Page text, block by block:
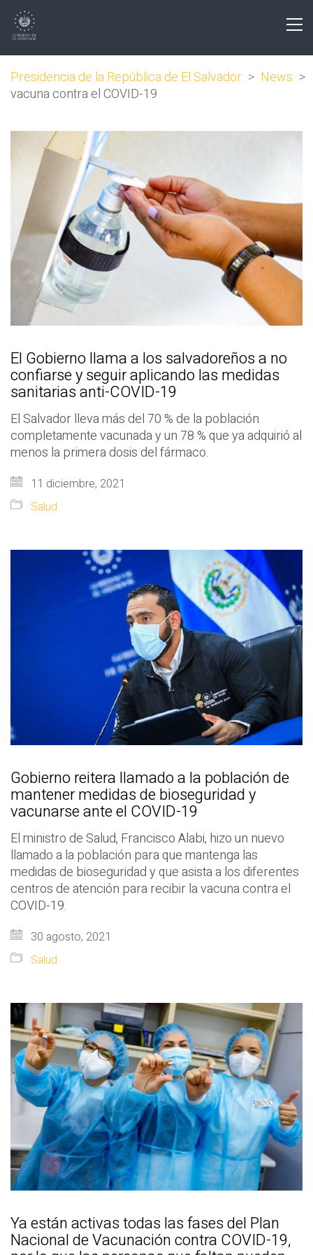
Presidencia de la República de El Salvador > News >
vacuna contra el COVID-19
El Gobierno llama a los salvadoreños a no
confiarse y seguir aplicando las medidas
sanitarias anti-COVID-19
El Salvador lleva más del 70 % de la población
completamente vacunada y un 78 % que ya adquirió al
menos la primera dosis del fármaco.
11 diciembre, 2021
Salud
Gobierno reitera llamado a la población de
mantener medidas de bioseguridad y
vacunarse ante el COVID-19
El ministro de Salud, Francisco Alabi, hizo un nuevo
llamado a la población para que mantenga las
medidas de bioseguridad y que asista a los diferentes
centros de atención para recibir la vacuna contra el
COVID-19.
30 agosto, 2021
Salud
Ya están activas todas las fases del Plan
Nacional de Vacunación contra COVID-19,